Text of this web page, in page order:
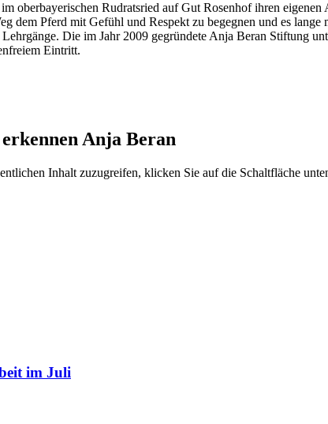
oberbayerischen Rudratsried auf Gut Rosenhof ihren
dem Pferd mit Gefühl und Respekt zu begegnen und es
Die im Jahr 2009 gegründete Anja Beran Stiftung
Eintritt.
Anja Beran
Inhalt zuzugreifen, klicken Sie auf die Schaltfläche
im Juli